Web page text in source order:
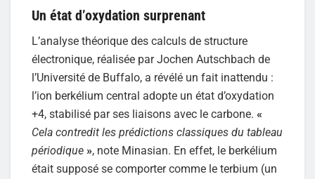
Un état d’oxydation surprenant
L’analyse théorique des calculs de structure
électronique, réalisée par Jochen Autschbach de
l’Université de Buffalo, a révélé un fait inattendu :
l’ion berkélium central adopte un état d’oxydation
+4, stabilisé par ses liaisons avec le carbone. «
Cela contredit les prédictions classiques du tableau
périodique », note Minasian. En effet, le berkélium
était supposé se comporter comme le terbium (un